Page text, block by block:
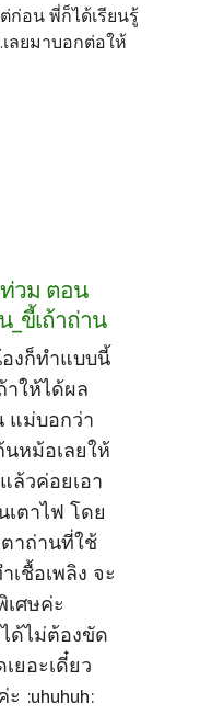
อน พี่ก็ได้เรียนรู้
ลยมาบอกต่อให้
ท่วม ตอน
_ขี้เถ้าถ่าน
งก็ทำแบบนี้
ให้ได้ผล
แม่บอกว่า
นหม้อเลยให้
ล้วค่อยเอา
เตาไฟ โดย
ตาถ่านที่ใช้
เชื้อเพลิง จะ
เศษค่ะ
ด้ไม่ต้องขัด
ยอะเดี๋ยว
:uhuhuh: